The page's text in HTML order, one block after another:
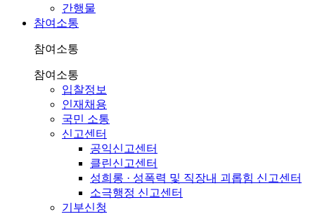
간행물
참여소통
참여소통
참여소통
입찰정보
인재채용
국민 소통
신고센터
공익신고센터
클린신고센터
성희롱 · 성폭력 및 직장내 괴롭힘 신고센터
소극행정 신고센터
기부신청